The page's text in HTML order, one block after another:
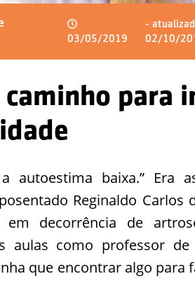
03/05/2019
-
02/10/
caminho para
a autoestima baixa.” Era
Reginaldo Carlos
em decorrência de
aulas como professor
que encontrar algo para